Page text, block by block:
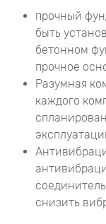
прочный
быть
бетонном
прочное
Разумная
каждого
снизить